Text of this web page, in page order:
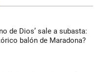
de Dios’ sale a subasta:
balón de Maradona?